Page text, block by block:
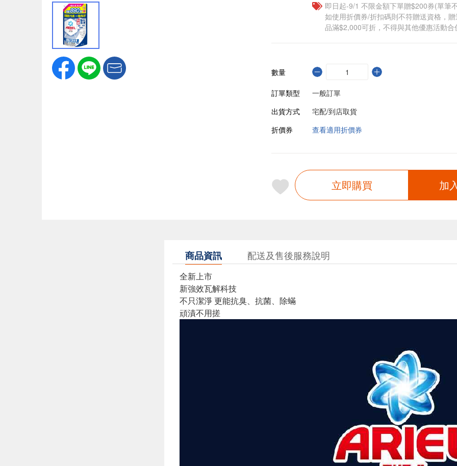
即日起-9/1 不限金額下單贈$200券(單筆
如使用折價券/折扣碼則不符贈送資格，
品滿$2,000可折，不得與其他優惠活動合
數量
訂單類型
一般訂單
出貨方式
宅配/到店取貨
折價券
查看適用折價券
立即購買 加
商品資訊 配送及售後服務說明
全新上市
新強效瓦解科技
不只潔淨 更能抗臭、抗菌、除蟎
頑漬不用搓